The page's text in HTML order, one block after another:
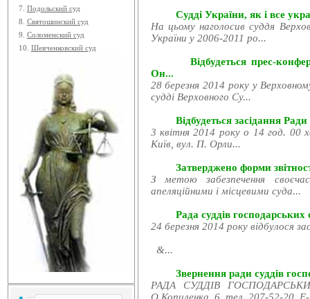
7. Подольский суд
8. Святошинский суд
9. Соломенский суд
10. Шевченковский суд
Судді України, як і все
На цьому наголосив суддя
України у 2006-2011 ро...
Відбудеться прес-
Он...
28 березня 2014 року у
судді Верховного Су...
Відбудеться засідання
3 квітня 2014 року о 14 год. 00
Київ, вул. П. Орли...
Затверджено форми
З метою забезпечення
апеляційними і місцевими суда...
Рада суддів господарських
24 березня 2014 року відбулося
&...
Звернення ради суддів
РАДА СУДДІВ